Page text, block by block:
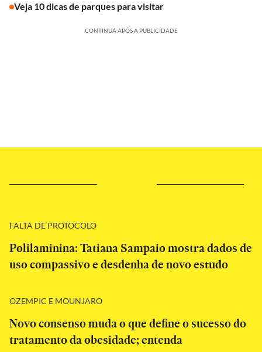
Veja 10 dicas de parques para visitar
CONTINUA APÓS A PUBLICIDADE
FALTA DE PROTOCOLO
Polilaminina: Tatiana Sampaio mostra dados de
uso compassivo e desdenha de novo estudo
OZEMPIC E MOUNJARO
Novo consenso muda o que define o sucesso do
tratamento da obesidade; entenda